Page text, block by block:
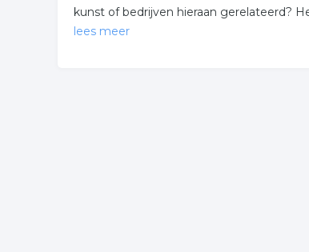
kunst of bedrijven hieraan gerelateerd?
lees meer